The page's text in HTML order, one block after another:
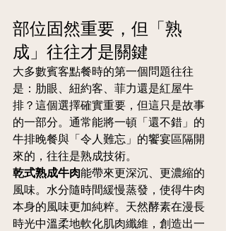
部位固然重要，但「熟
成」往往才是關鍵
大多數賓客點餐時的第一個問題往往
是：肋眼、紐約客、菲力還是紅屋牛
排？這個選擇確實重要，但這只是故事
的一部分。通常能將一頓「還不錯」的
牛排晚餐與「令人難忘」的饗宴區隔開
來的，往往是熟成技術。
乾式熟成牛肉能帶來更深沉、更濃縮的
風味。水分隨時間緩慢蒸發，使得牛肉
本身的風味更加純粹。天然酵素在漫長
時光中溫柔地軟化肌肉纖維，創造出一